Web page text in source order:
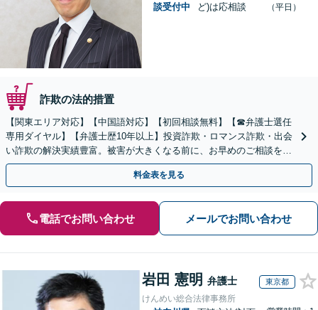
談受付中
ど)は応相談
（平日）
詐欺の法的措置
【関東エリア対応】【中国語対応】【初回相談無料】【☎︎弁護士選任
専用ダイヤル】【弁護士歴10年以上】投資詐欺・ロマンス詐欺・出会
い詐欺の解決実績豊富。被害が大きくなる前に、お早めのご相談を。
セカンドオピニオン・オンラインの対応も可能
料金表を見る
電話でお問い合わせ メールでお問い合わせ
岩田 憲明 弁護士 東京都
けんめい総合法律事務所